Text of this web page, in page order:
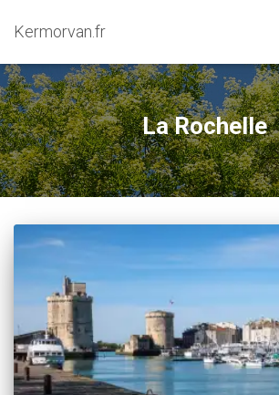
Kermorvan.fr
La Rochelle